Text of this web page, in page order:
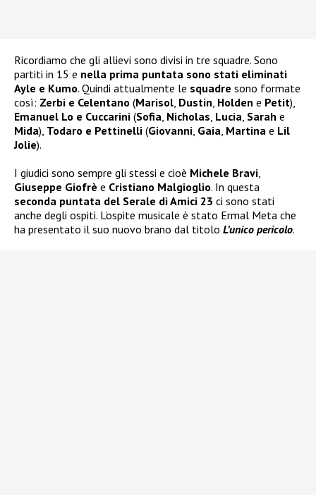
Ricordiamo che gli allievi sono divisi in tre squadre. Sono
partiti in 15 e nella prima puntata sono stati eliminati
Ayle e Kumo. Quindi attualmente le squadre sono formate
così: Zerbi e Celentano (Marisol, Dustin, Holden e Petit),
Emanuel Lo e Cuccarini (Sofia, Nicholas, Lucia, Sarah e
Mida), Todaro e Pettinelli (Giovanni, Gaia, Martina e Lil
Jolie).
I giudici sono sempre gli stessi e cioè Michele Bravi,
Giuseppe Giofrè e Cristiano Malgioglio. In questa
seconda puntata del Serale di Amici 23 ci sono stati
anche degli ospiti. L’ospite musicale è stato Ermal Meta che
ha presentato il suo nuovo brano dal titolo L’unico pericolo.